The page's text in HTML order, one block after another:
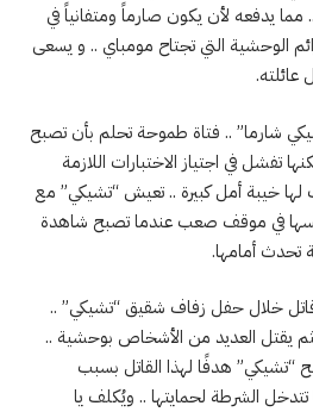
يدفعه لأن يكون صارماً ومتفانياً في
الوحشية التي تجتاح مومباي .. و يسعى
عائلته.
شارما” .. فتاة طموحة تحلم بأن تصبح
تفشل في اجتياز الاختبارات اللازمة
لها خيبة أمل كبيرة .. تعيش “تشيكي” مع
نفسها في موقف صعب عندما تصبح شاهدة
تحدث أمامها.
خلال حفل زفاف شقيق “تشيكي” ..
يقتل العديد من الأشخاص بوحشية ..
“تشيكي” هدفًا لهذا القاتل بسبب
الشرطة لحمايتها .. ويُكلف يا